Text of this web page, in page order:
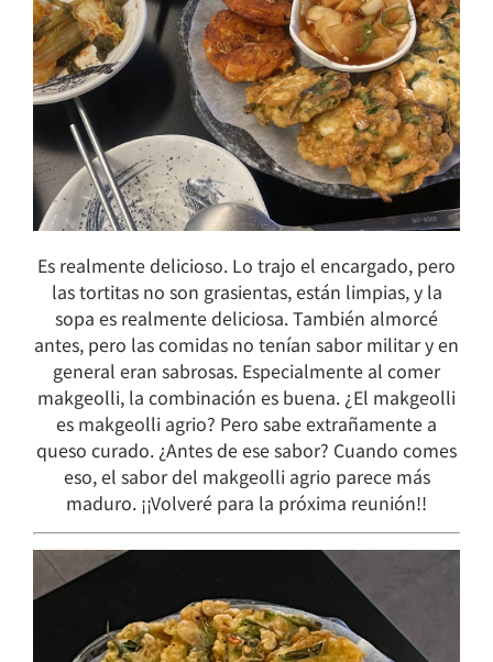
Es realmente delicioso. Lo trajo el encargado, pero
las tortitas no son grasientas, están limpias, y la
sopa es realmente deliciosa. También almorcé
antes, pero las comidas no tenían sabor militar y en
general eran sabrosas. Especialmente al comer
makgeolli, la combinación es buena. ¿El makgeolli
es makgeolli agrio? Pero sabe extrañamente a
queso curado. ¿Antes de ese sabor? Cuando comes
eso, el sabor del makgeolli agrio parece más
maduro. ¡¡Volveré para la próxima reunión!!